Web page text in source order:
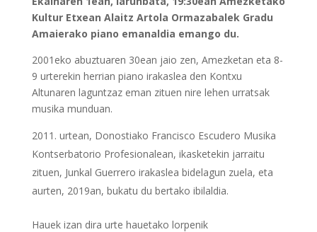
Kultur Etxean Alaitz Artola Ormazabalek Gradu
Amaierako piano emanaldia emango du.
2001eko abuztuaren 30ean jaio zen, Amezketan eta 8-
9 urterekin herrian piano irakaslea den Kontxu
Altunaren laguntzaz eman zituen nire lehen urratsak
musika munduan.
urtean, Donostiako Francisco Escudero Musika
Kontserbatorio Profesionalean, ikasketekin jarraitu
zituen, Junkal Guerrero irakaslea bidelagun zuela, eta
aurten, 2019an, bukatu du bertako ibilaldia.
Hauek izan dira urte hauetako lorpenik